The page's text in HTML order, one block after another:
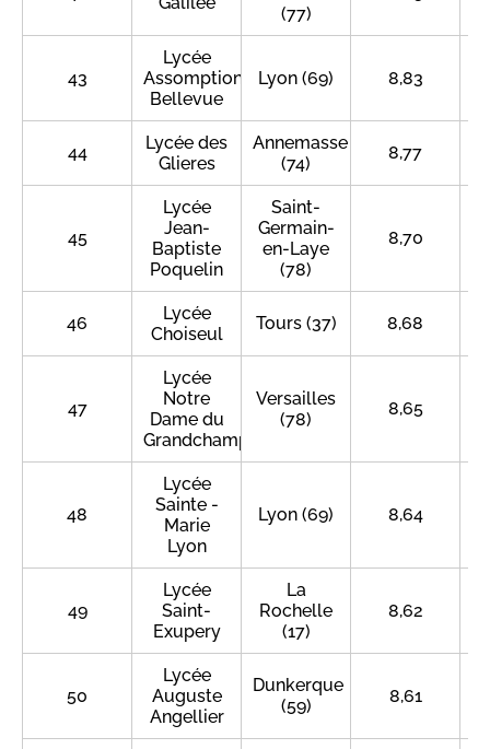
(77)
43
Lycée
Assomption
Bellevue
Lyon (69) 8,83
44
Lycée des
Glieres
Annemasse
(74)
8,77
45
Lycée
Jean-
Baptiste
Poquelin
Saint-
Germain-
en-Laye
(78)
8,70
46
Lycée
Choiseul
Tours (37) 8,68
47
Lycée
Notre
Dame du
Grandchamp
Versailles
(78)
8,65
48
Lycée
Sainte -
Marie
Lyon
Lyon (69) 8,64
49
Lycée
Saint-
Exupery
La
Rochelle
(17)
8,62
50
Lycée
Auguste
Angellier
Dunkerque
(59)
8,61